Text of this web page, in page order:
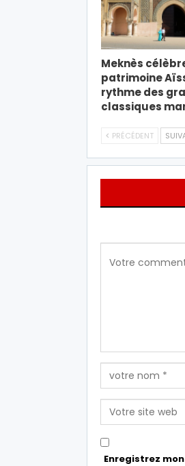
Meknès
patrimoine
rythme des
classiques
PRÉCÉDENT
Enregistrez